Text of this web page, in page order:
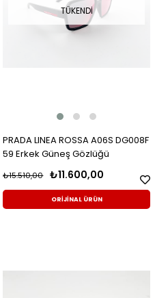
TÜKENDI
PRADA LINEA ROSSA A06S DG008F
59 Erkek Güneş Gözlüğü
₺11.600,00
₺15.510,00
ORİJİNAL ÜRÜN